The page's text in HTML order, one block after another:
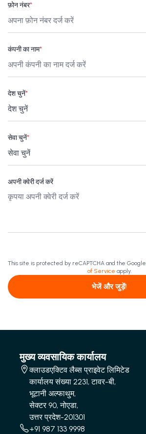
फ़ोन नंबर*
कंपनी का नाम*
देश चुनें*
सेवा चुनें*
अपनी क्वेरी दर्ज करें
This site is protected by reCAPTCHA and the Google
of Service apply.
भेजें और जुड़ें!
मुख्य व्यवसायिक कार्यालय
क्लाउडएक्टिव लैब्स प्राइवेट लिमिटेड
कार्यालय संख्या 2231, टावर-बी,
भूटानी अल्फाथुम,
सेक्टर 90, नोएडा,
उत्तर प्रदेश-201301
+91 987 133 9998